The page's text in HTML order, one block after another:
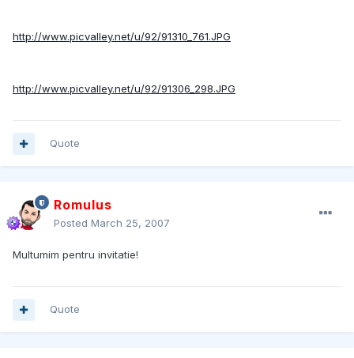
http://www.picvalley.net/u/92/91310_761.JPG
http://www.picvalley.net/u/92/91306_298.JPG
Quote
Romulus
Posted March 25, 2007
Multumim pentru invitatie!
Quote